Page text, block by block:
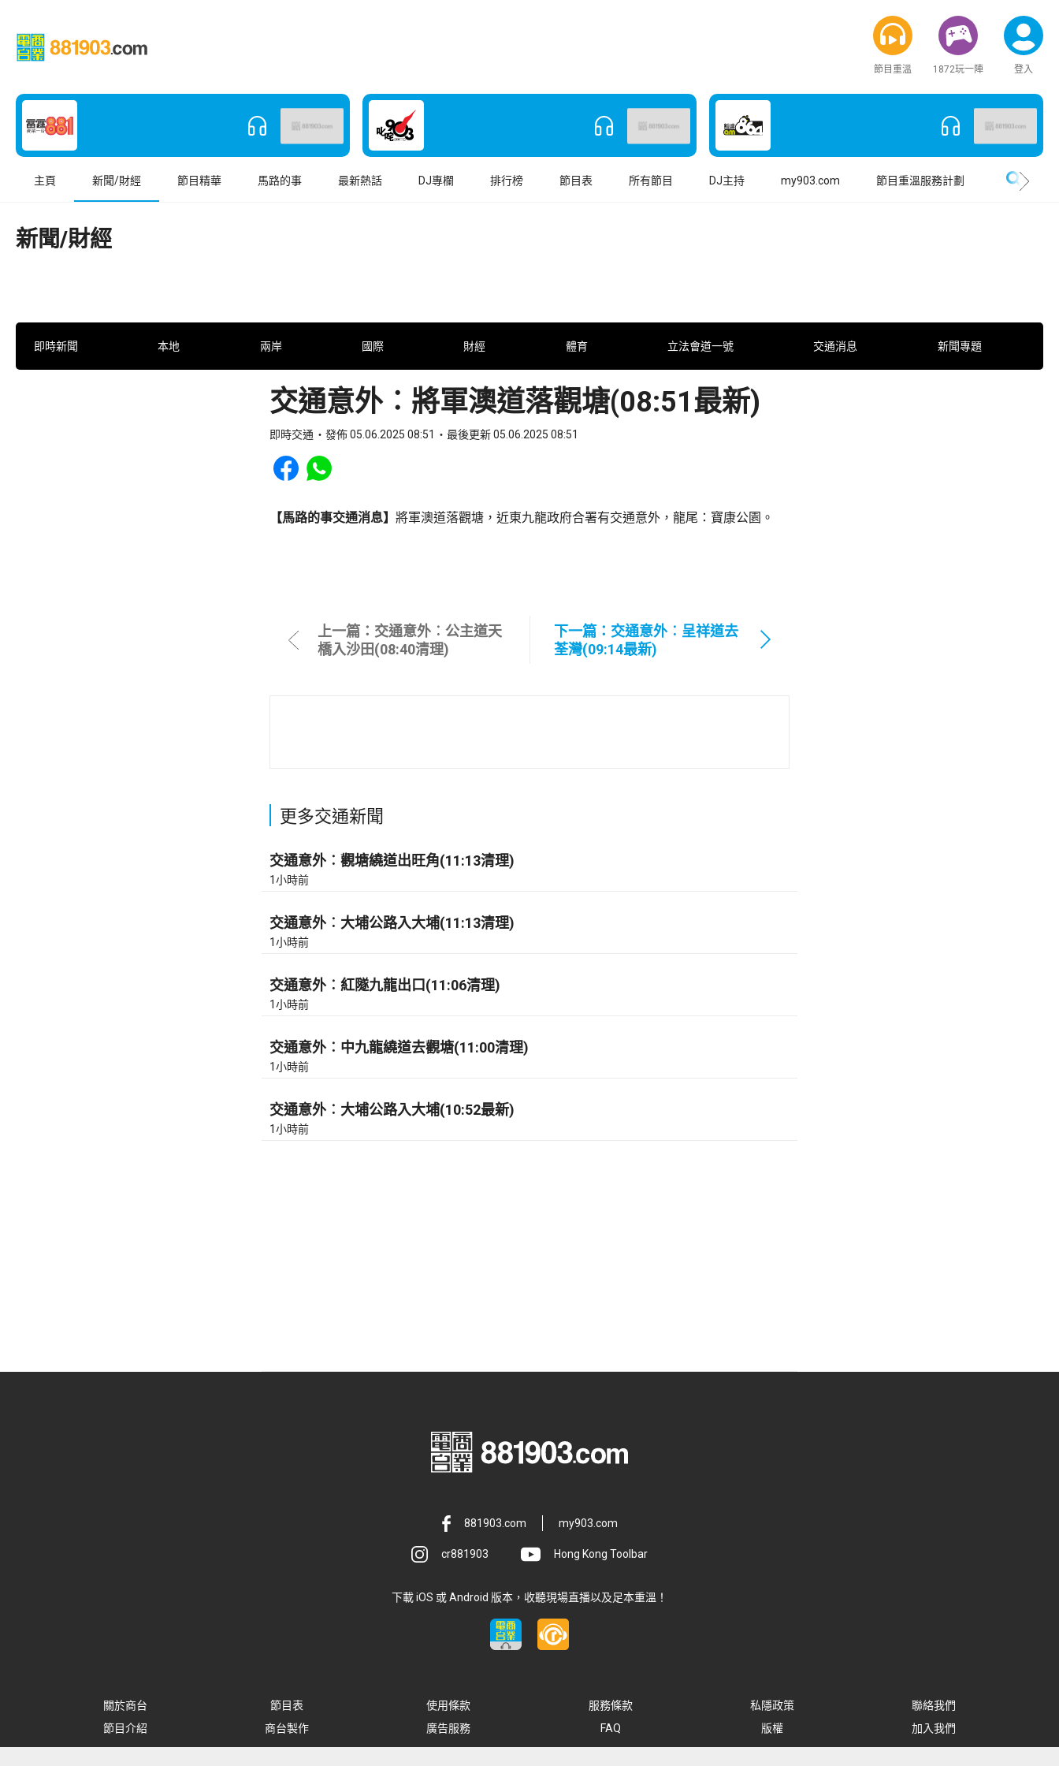
節目重溫 1872玩一陣 登入
主頁 新聞/財經 節目精華 馬路的事 最新熱話 DJ專欄 排行榜 節目表 所有節目 DJ主持 my903.com 節目重溫服務計劃
新聞/財經
即時新聞 本地 兩岸 國際 財經 體育 立法會道一號 交通消息 新聞專題
交通意外︰將軍澳道落觀塘(08:51最新)
即時交通 發佈 05.06.2025 08:51 最後更新 05.06.2025 08:51
Share to Facebook
Share to WhatsApp
【馬路的事交通消息】 將軍澳道落觀塘，近東九龍政府合署有交通意外，龍尾：寶康公園。
上一篇：交通意外︰公主道天
橋入沙田(08:40清理)
下一篇：交通意外︰呈祥道去
荃灣(09:14最新)
更多交通新聞
交通意外︰觀塘繞道出旺角(11:13清理)
1小時前
交通意外︰大埔公路入大埔(11:13清理)
1小時前
交通意外︰紅隧九龍出口(11:06清理)
1小時前
交通意外︰中九龍繞道去觀塘(11:00清理)
1小時前
交通意外︰大埔公路入大埔(10:52最新)
1小時前
881903.com my903.com
cr881903 Hong Kong Toolbar
下載 iOS 或 Android 版本，收聽現場直播以及足本重溫！
關於商台 節目表 使用條款 服務條款 私隱政策
聯絡我們
節目介紹
商台製作 廣告服務 FAQ 版權 加入我們